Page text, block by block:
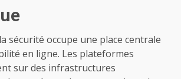
sécurité occupe une place centrale
en ligne. Les plateformes
sur des infrastructures